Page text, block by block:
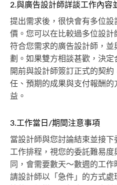
2.與廣告設計師詳談工作內容
提出需求後，很快會有多位
價。您可以在比較過多位設
符合您需求的廣告設計師，
劃。如果雙方相談甚歡，決
開前與設計師簽訂正式的契
任、預期的成果與支付報酬
益。
3.工作當日/期間注意事項
當設計師與您討論結束並接
工作排程，視您的委託難易
同，會需要數天～數週的工
請設計師以「急件」的方式處